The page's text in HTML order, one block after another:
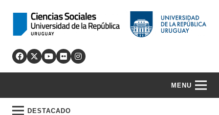
MENU
DESTACADO